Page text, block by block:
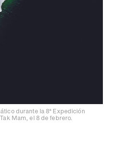
durante la 8ª Expedición
Mam, el 8 de febrero.